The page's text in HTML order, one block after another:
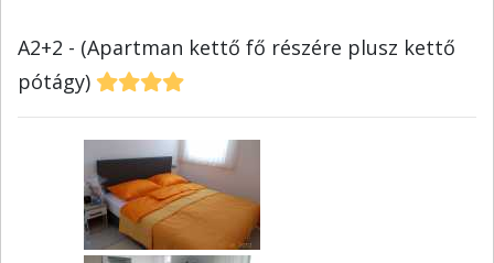
A2+2 - (Apartman kettő fő részére plusz kettő
pótágy)